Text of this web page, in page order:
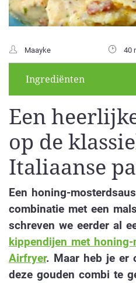
Maayke 40
Ingrediënten
Een
op de
Italiaanse
Een honing-
combinatie met een
schreven we eerder al
kippendijen met
Airfryer. Maar heb je er
deze gouden combi te